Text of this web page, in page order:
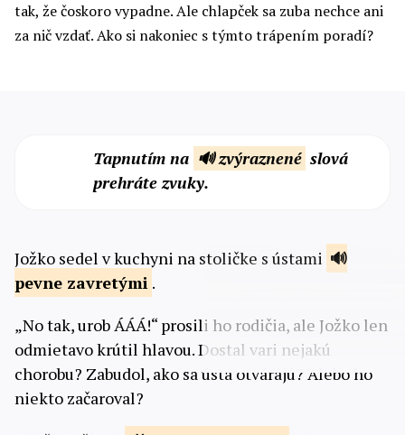
tak, že čoskoro vypadne. Ale chlapček sa zuba nechce ani
za nič vzdať. Ako si nakoniec s týmto trápením poradí?
Tapnutím na 🔊 zvýraznené slová
prehráte zvuky.
Jožko sedel v kuchyni na stoličke s ústami
pevne zavretými .
„No tak, urob ÁÁÁ!“ prosili ho rodičia, ale Jožko len
odmietavo krútil hlavou. Dostal vari nejakú
chorobu? Zabudol, ako sa ústa otvárajú? Alebo ho
niekto začaroval?